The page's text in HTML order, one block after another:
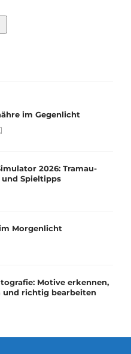
im Gegenlicht
2026: Tramau-
und Spieltipps
Morgenlicht
Motive erkennen,
und richtig bearbeiten